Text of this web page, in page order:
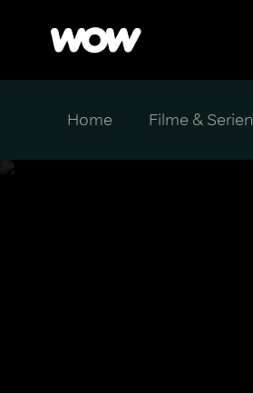
Home Filme & Serien